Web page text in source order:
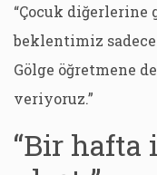
“Çocuk
beklentimiz
Gölge öğretmene
veriyoruz.”
“Bir hafta